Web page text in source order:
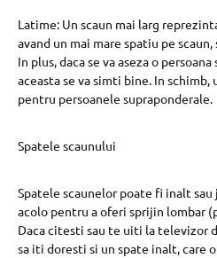
Latime: Un scaun mai larg
avand un mai mare spatiu pe
In plus, daca se va aseza o
aceasta se va simti bine. In
pentru persoanele supraponderale.
Spatele scaunului
Spatele scaunelor poate fi inalt sau
acolo pentru a oferi sprijin lombar
Daca citesti sau te uiti la televizor
sa iti doresti si un spate inalt, care